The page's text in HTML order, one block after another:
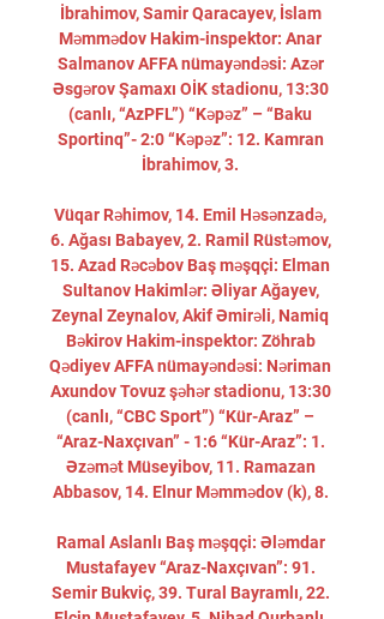
İbrahimov, Samir Qaracayev, İslam
Məmmədov Hakim-inspektor: Anar
Salmanov AFFA nümayəndəsi: Azər
Əsgərov Şamaxı OİK stadionu, 13:30
(canlı, “AzPFL”) “Kəpəz” – “Baku
Sportinq”- 2:0 “Kəpəz”: 12. Kamran
İbrahimov, 3.
Vüqar Rəhimov, 14. Emil Həsənzadə,
6. Ağası Babayev, 2. Ramil Rüstəmov,
15. Azad Rəcəbov Baş məşqçi: Elman
Sultanov Hakimlər: Əliyar Ağayev,
Zeynal Zeynalov, Akif Əmirəli, Namiq
Bəkirov Hakim-inspektor: Zöhrab
Qədiyev AFFA nümayəndəsi: Nəriman
Axundov Tovuz şəhər stadionu, 13:30
(canlı, “CBC Sport”) “Kür-Araz” –
“Araz-Naxçıvan” - 1:6 “Kür-Araz”: 1.
Əzəmət Müseyibov, 11. Ramazan
Abbasov, 14. Elnur Məmmədov (k), 8.
Ramal Aslanlı Baş məşqçi: Ələmdar
Mustafayev “Araz-Naxçıvan”: 91.
Semir Bukviç, 39. Tural Bayramlı, 22.